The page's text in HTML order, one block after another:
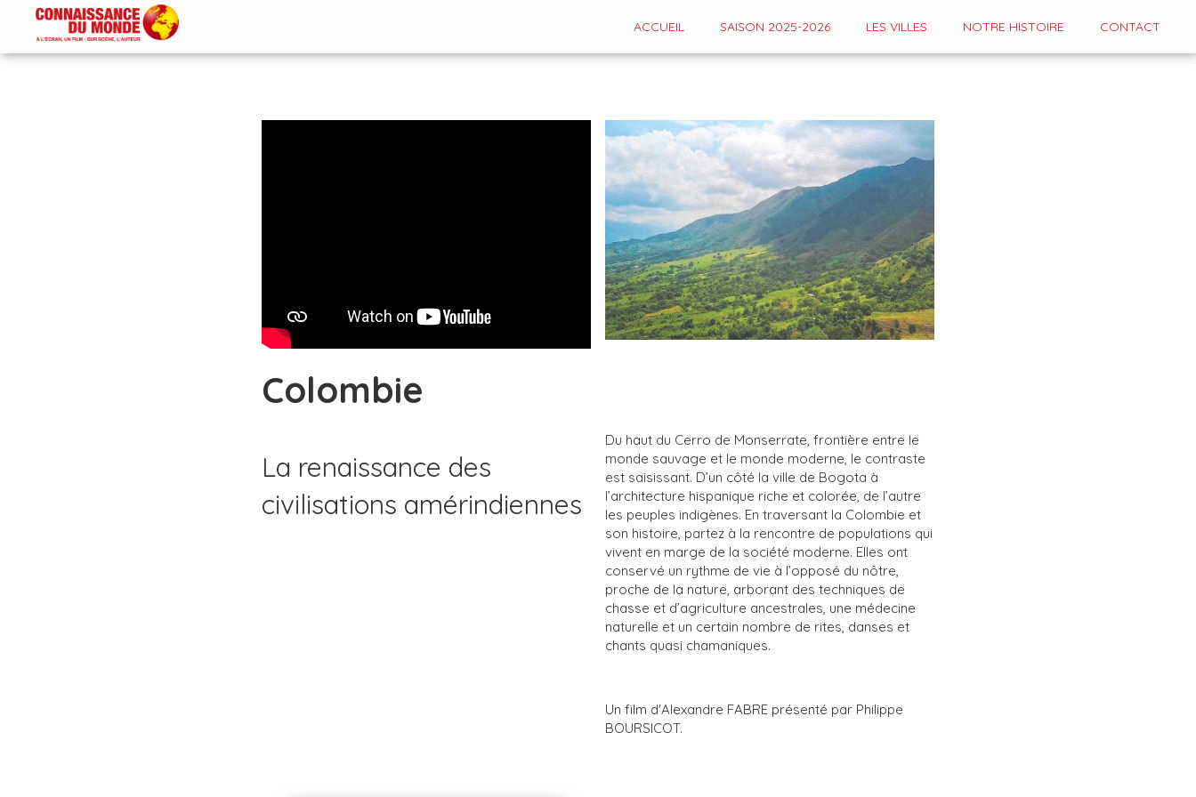
ACCUEIL SAISON 2025-2026 LES VILLES NOTRE HISTOIRE CONTACT
Colombie
La renaissance des
civilisations amérindiennes
Du haut du Cerro de Monserrate, frontière entre le
monde sauvage et le monde moderne, le contraste
est saisissant. D’un côté la ville de Bogota à
l’architecture hispanique riche et colorée, de l’autre
les peuples indigènes. En traversant la Colombie et
son histoire, partez à la rencontre de populations qui
vivent en marge de la société moderne. Elles ont
conservé un rythme de vie à l’opposé du nôtre,
proche de la nature, arborant des techniques de
chasse et d’agriculture ancestrales, une médecine
naturelle et un certain nombre de rites, danses et
chants quasi chamaniques.
Un film d'Alexandre FABRE présenté par Philippe
BOURSICOT.